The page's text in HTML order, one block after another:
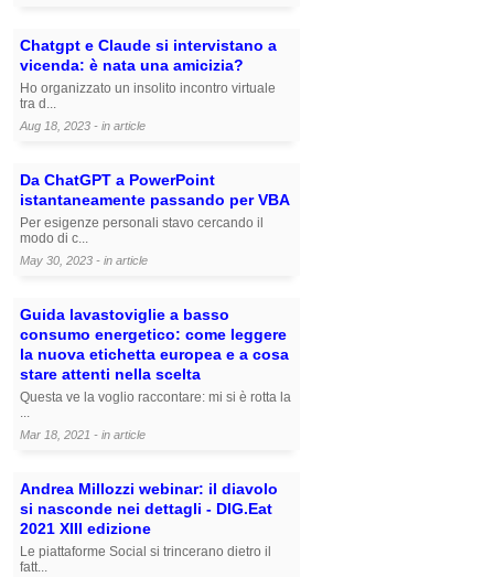
Chatgpt e Claude si intervistano a
vicenda: è nata una amicizia?
Ho organizzato un insolito incontro virtuale
tra d...
Aug 18, 2023 - in article
Da ChatGPT a PowerPoint
istantaneamente passando per VBA
Per esigenze personali stavo cercando il
modo di c...
May 30, 2023 - in article
Guida lavastoviglie a basso
consumo energetico: come leggere
la nuova etichetta europea e a cosa
stare attenti nella scelta
Questa ve la voglio raccontare: mi si è rotta la
...
Mar 18, 2021 - in article
Andrea Millozzi webinar: il diavolo
si nasconde nei dettagli - DIG.Eat
2021 XIII edizione
Le piattaforme Social si trincerano dietro il
fatt...